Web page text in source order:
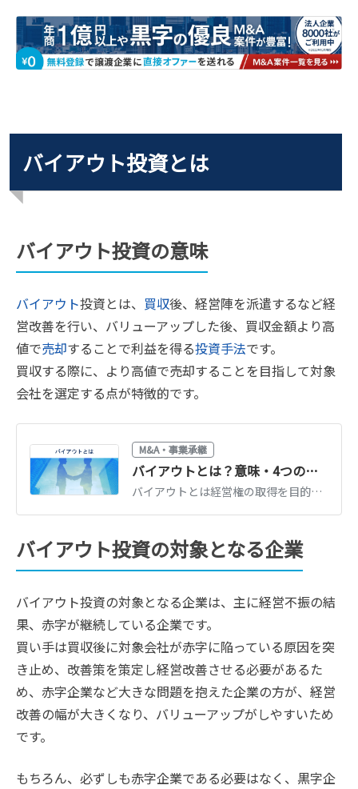
バイアウト投資とは
バイアウト投資の意味
バイアウト投資とは、 買収後、経営陣を派遣するなど経
営改善を行い、バリューアップした後、買収金額より高
値で売却することで利益を得る投資手法です。
買収する際に、より高値で売却することを目指して対象
会社を選定する点が特徴的です。
M&A・事業承継
バイアウトとは？意味・4つの手法（MBO・EBO・LBO・MBI）の違いをわかりやすく解説
バイアウトとは経営権の取得を目的とした買収のことです。MBO・EBO・LBO・MBIの4手法の違いと仕組み、目的、それぞれのメリット・デメリットをわかりやすく解説します。
バイアウト投資の対象となる企業
バイアウト投資の対象となる企業は、主に経営不振の結
果、赤字が継続している企業です。
買い手は買収後に対象会社が赤字に陥っている原因を突
き止め、改善策を策定し経営改善させる必要があるた
め、赤字企業など大きな問題を抱えた企業の方が、経営
改善の幅が大きくなり、バリューアップがしやすいため
です。
もちろん、必ずしも赤字企業である必要はなく、黒字企